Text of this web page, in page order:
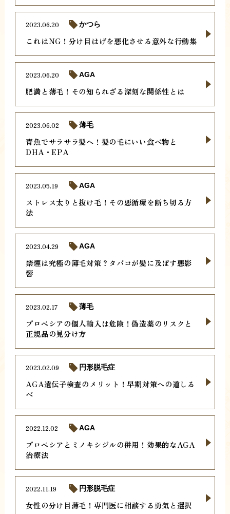
これはNG！分け目はげを悪化させる意外な行動集
2023.06.20 かつら
肥満と薄毛！その知られざる深刻な関係性とは
2023.06.20 AGA
青魚でサラサラ髪へ！髪の毛にいい食べ物と
DHA・EPA
2023.06.02 薄毛
ストレス太りと抜け毛！その悪循環を断ち切る方
法
2023.05.19 AGA
禁煙は究極の薄毛対策？タバコが髪に及ぼす悪影
響
2023.04.29 AGA
プロペシアの個人輸入は危険！偽造薬のリスクと
正規品の見分け方
2023.02.17 薄毛
AGA遺伝子検査のメリット！早期対策への道しる
べ
2023.02.09 円形脱毛症
プロペシアとミノキシジルの併用！効果的なAGA
治療法
2022.12.02 AGA
女性の分け目薄毛！専門医に相談する勇気と選択
2022.11.19 円形脱毛症